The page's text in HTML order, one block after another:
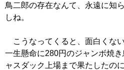
鳥二郎の存在なんて、永遠に知
しね。
こうなってくると、面白くない
一生懸命に280円のジャンボ焼
ャスダック上場まで果たしたの